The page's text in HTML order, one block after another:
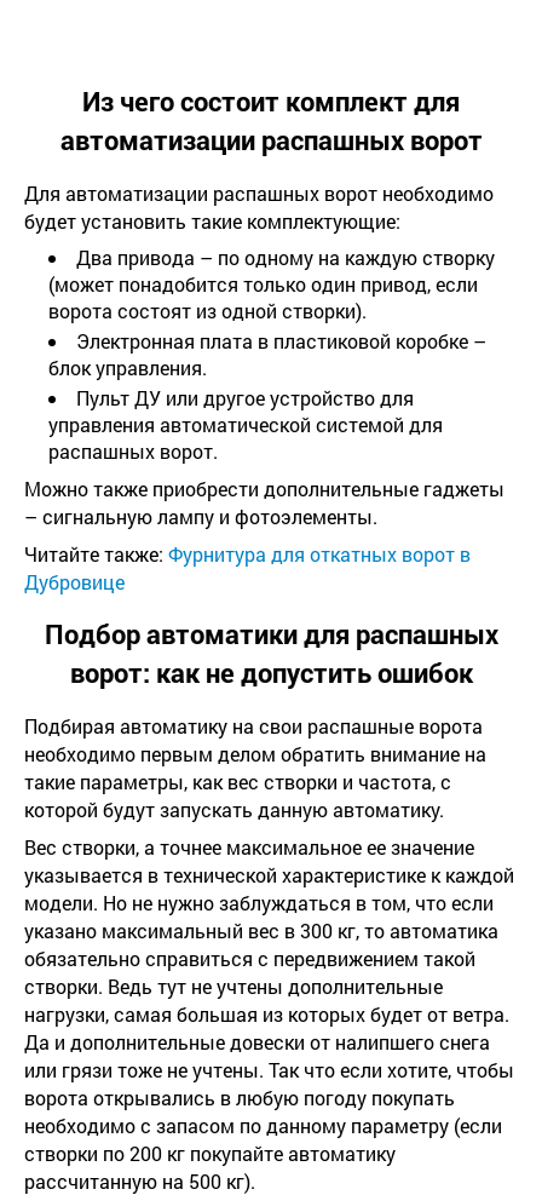
Из чего состоит комплект для
автоматизации распашных ворот
Для автоматизации распашных ворот необходимо
будет установить такие комплектующие:
Два привода – по одному на каждую створку
(может понадобится только один привод, если
ворота состоят из одной створки).
Электронная плата в пластиковой коробке –
блок управления.
Пульт ДУ или другое устройство для
управления автоматической системой для
распашных ворот.
Можно также приобрести дополнительные гаджеты
– сигнальную лампу и фотоэлементы.
Читайте также: Фурнитура для откатных ворот в
Дубровице
Подбор автоматики для распашных
ворот: как не допустить ошибок
Подбирая автоматику на свои распашные ворота
необходимо первым делом обратить внимание на
такие параметры, как вес створки и частота, с
которой будут запускать данную автоматику.
Вес створки, а точнее максимальное ее значение
указывается в технической характеристике к каждой
модели. Но не нужно заблуждаться в том, что если
указано максимальный вес в 300 кг, то автоматика
обязательно справиться с передвижением такой
створки. Ведь тут не учтены дополнительные
нагрузки, самая большая из которых будет от ветра.
Да и дополнительные довески от налипшего снега
или грязи тоже не учтены. Так что если хотите, чтобы
ворота открывались в любую погоду покупать
необходимо с запасом по данному параметру (если
створки по 200 кг покупайте автоматику
рассчитанную на 500 кг).